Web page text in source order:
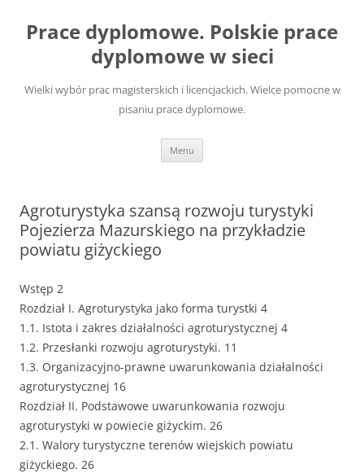
treści
Prace dyplomowe. Polskie prace
dyplomowe w sieci
Wielki wybór prac magisterskich i licencjackich. Wielce pomocne w
pisaniu prace dyplomowe.
Menu
Agroturystyka szansą rozwoju turystyki
Pojezierza Mazurskiego na przykładzie
powiatu giżyckiego
Wstęp 2
Rozdział I. Agroturystyka jako forma turystki 4
1.1. Istota i zakres działalności agroturystycznej 4
1.2. Przesłanki rozwoju agroturystyki. 11
1.3. Organizacyjno-prawne uwarunkowania działalności
agroturystycznej 16
Rozdział II. Podstawowe uwarunkowania rozwoju
agroturystyki w powiecie giżyckim. 26
2.1. Walory turystyczne terenów wiejskich powiatu
giżyckiego. 26